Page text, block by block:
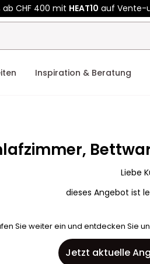
ab CHF 400 mit HEAT10 auf Vente-
Inspiration & Beratung
Liebe
dieses Angebot ist
Sie weiter ein und entdecken Sie
Jetzt aktuelle